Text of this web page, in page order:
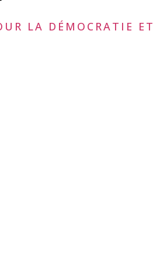
LA DÉMOCRATIE ET